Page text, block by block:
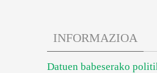
INFORMAZIOA
Datuen babeserako